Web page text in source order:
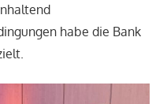
habe die Bank